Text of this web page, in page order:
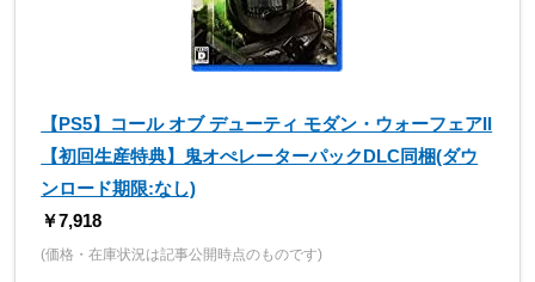
【PS5】コール オブ デューティ モダン・ウォーフェアII
【初回生産特典】鬼オぺレーターパックDLC同梱(ダウ
ンロード期限:なし)
￥7,918
(価格・在庫状況は記事公開時点のものです)